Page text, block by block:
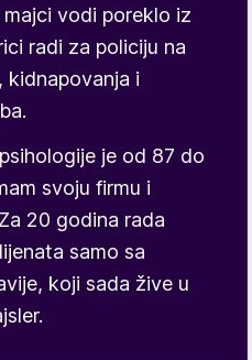
vodi poreklo iz
radi za policiju na
kidnapovanja i
je od 87 do
svoju firmu i
20 godina rada
samo sa
koji sada žive u